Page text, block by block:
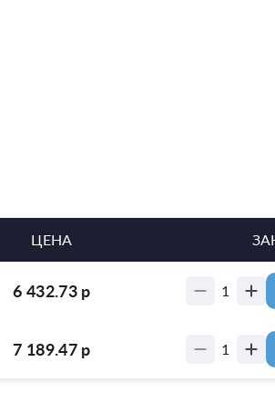
ЦЕНА
6 432.73р 1
7 189.47р 1